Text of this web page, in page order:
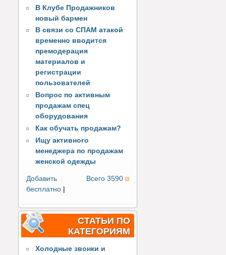
В Клубе Продажников
новый бармен
В связи со СПАМ атакой
временно вводится
премодерация
материалов и
регистрации
пользователей
Вопрос по активным
продажам спец
оборудования
Как обучать продажам?
Ищу активного
менеджера по продажам
женской одежды
Всего 3590
Добавить
бесплатно |
СТАТЬИ ПО
КАТЕГОРИЯМ
Холодные звонки и